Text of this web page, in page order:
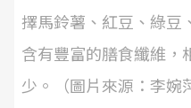
擇馬鈴薯、紅豆、綠豆
含有豐富的膳食纖維，
少。（圖片來源：李婉